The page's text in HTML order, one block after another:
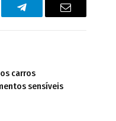
Telegram Email
carros
sensíveis